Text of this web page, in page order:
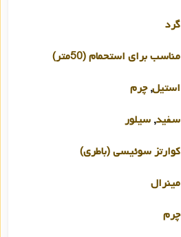
گرد
مناسب برای استحمام (50متر)
استیل,چرم
سفید, سیلور
کوارتز سوئیسی (باطری)
مینرال
چرم